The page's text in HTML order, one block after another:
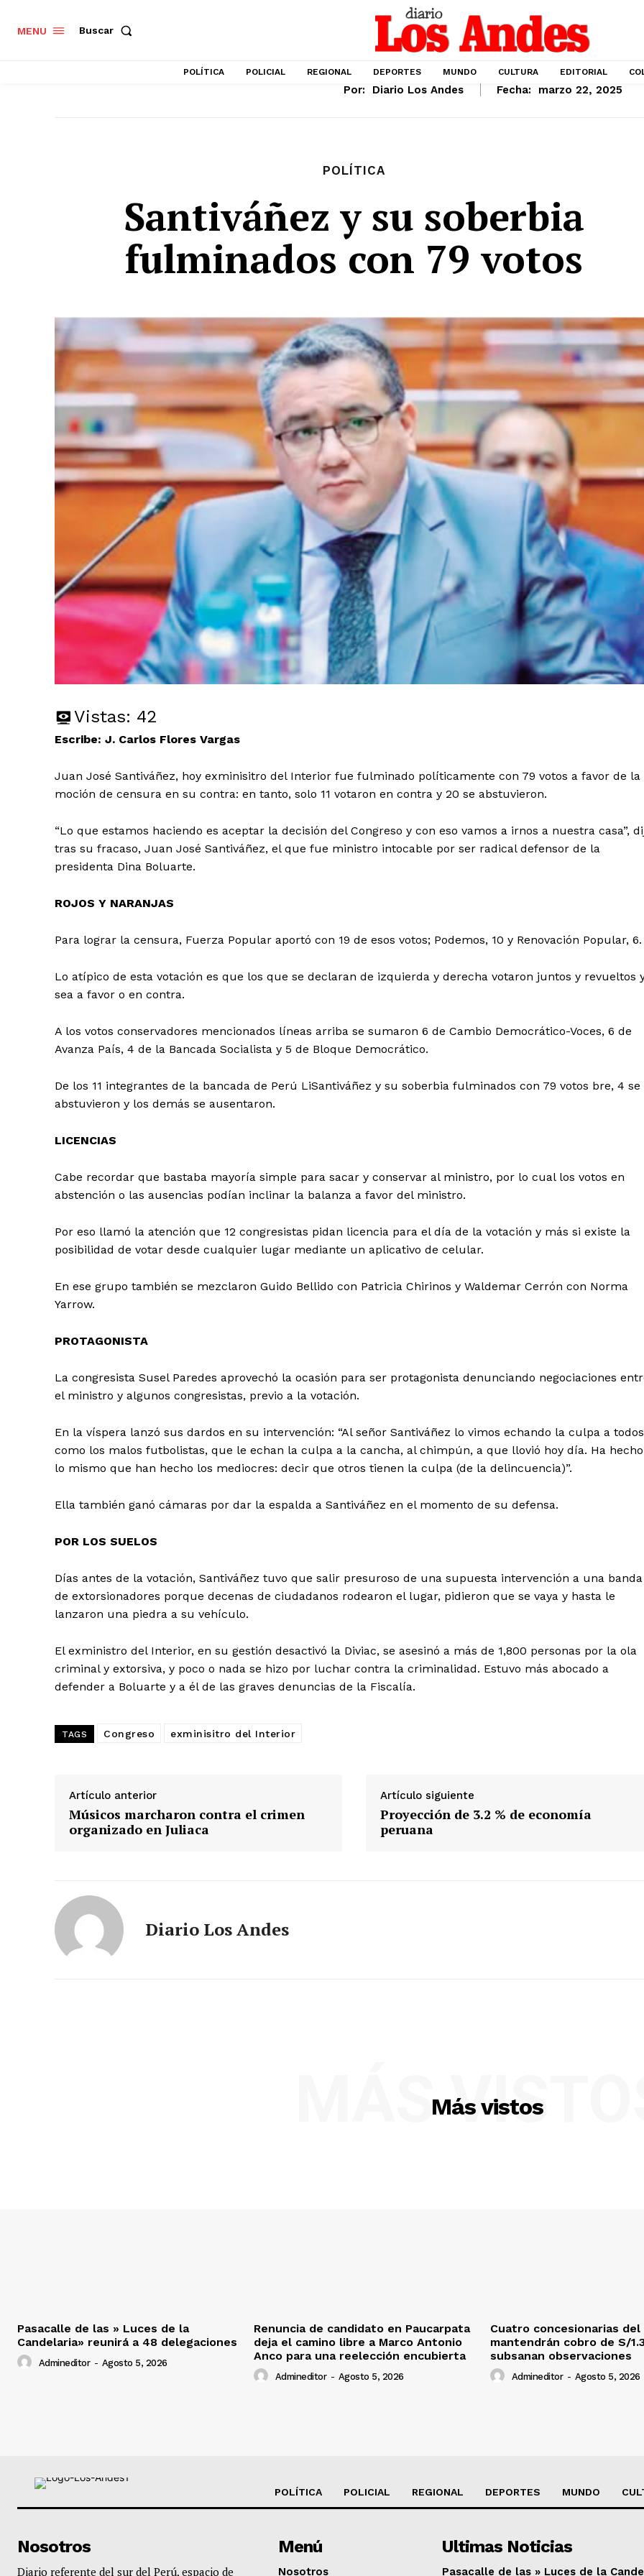
Contacto
MENU Buscar
POLÍTICA POLICIAL REGIONAL DEPORTES MUNDO CULTURA EDITORIAL
Por: Diario Los Andes Fecha: marzo 22, 2025
POLÍTICA
Santiváñez y su soberbia
fulminados con 79 votos
Vistas: 42
Escribe: J. Carlos Flores Vargas
Juan José Santiváñez, hoy exminisitro del Interior fue fulminado políticamente con 79 votos a favor de la
moción de censura en su contra: en tanto, solo 11 votaron en contra y 20 se abstuvieron.
“Lo que estamos haciendo es aceptar la decisión del Congreso y con eso vamos a irnos a nuestra casa”,
tras su fracaso, Juan José Santiváñez, el que fue ministro intocable por ser radical defensor de la
presidenta Dina Boluarte.
ROJOS Y NARANJAS
Para lograr la censura, Fuerza Popular aportó con 19 de esos votos; Podemos, 10 y Renovación Popular, 6.
Lo atípico de esta votación es que los que se declaran de izquierda y derecha votaron juntos y revueltos
sea a favor o en contra.
A los votos conservadores mencionados líneas arriba se sumaron 6 de Cambio Democrático-Voces, 6 de
Avanza País, 4 de la Bancada Socialista y 5 de Bloque Democrático.
De los 11 integrantes de la bancada de Perú LiSantiváñez y su soberbia fulminados con 79 votos bre, 4 se
abstuvieron y los demás se ausentaron.
LICENCIAS
Cabe recordar que bastaba mayoría simple para sacar y conservar al ministro, por lo cual los votos en
abstención o las ausencias podían inclinar la balanza a favor del ministro.
Por eso llamó la atención que 12 congresistas pidan licencia para el día de la votación y más si existe la
posibilidad de votar desde cualquier lugar mediante un aplicativo de celular.
En ese grupo también se mezclaron Guido Bellido con Patricia Chirinos y Waldemar Cerrón con Norma
Yarrow.
PROTAGONISTA
La congresista Susel Paredes aprovechó la ocasión para ser protagonista denunciando negociaciones
el ministro y algunos congresistas, previo a la votación.
En la víspera lanzó sus dardos en su intervención: “Al señor Santiváñez lo vimos echando la culpa a
como los malos futbolistas, que le echan la culpa a la cancha, al chimpún, a que llovió hoy día. Ha hecho
lo mismo que han hecho los mediocres: decir que otros tienen la culpa (de la delincuencia)”.
Ella también ganó cámaras por dar la espalda a Santiváñez en el momento de su defensa.
POR LOS SUELOS
Días antes de la votación, Santiváñez tuvo que salir presuroso de una supuesta intervención a una banda
de extorsionadores porque decenas de ciudadanos rodearon el lugar, pidieron que se vaya y hasta le
lanzaron una piedra a su vehículo.
El exministro del Interior, en su gestión desactivó la Diviac, se asesinó a más de 1,800 personas por la ola
criminal y extorsiva, y poco o nada se hizo por luchar contra la criminalidad. Estuvo más abocado a
defender a Boluarte y a él de las graves denuncias de la Fiscalía.
TAGS Congreso exminisitro del Interior
Artículo anterior
Músicos marcharon contra el crimen
organizado en Juliaca
Artículo siguiente
Proyección de 3.2 % de economía
peruana
Diario Los Andes
Más vistos
MÁS
Pasacalle de las » Luces de la
Candelaria» reunirá a 48 delegaciones
Admineditor - Agosto 5, 2026
Renuncia de candidato en Paucarpata
deja el camino libre a Marco Antonio
Anco para una reelección encubierta
Admineditor - Agosto 5, 2026
Cuatro concesionarias del
mantendrán cobro de S/
subsanan observaciones
Admineditor - Agosto 5, 2026
POLÍTICA POLICIAL REGIONAL DEPORTES MUNDO
Nosotros
Diario referente del sur del Perú, espacio de
Menú
Nosotros
Ultimas Noticias
Pasacalle de las » Luces de la